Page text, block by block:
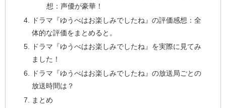
想：声優が豪華！
ドラマ『ゆうべはお楽しみでしたね』の評価感想：全
体的な評価をまとめると。
ドラマ『ゆうべはお楽しみでしたね』を実際に見てみ
ました！
ドラマ『ゆうべはお楽しみでしたね』の放送局ごとの
放送時間は？
まとめ